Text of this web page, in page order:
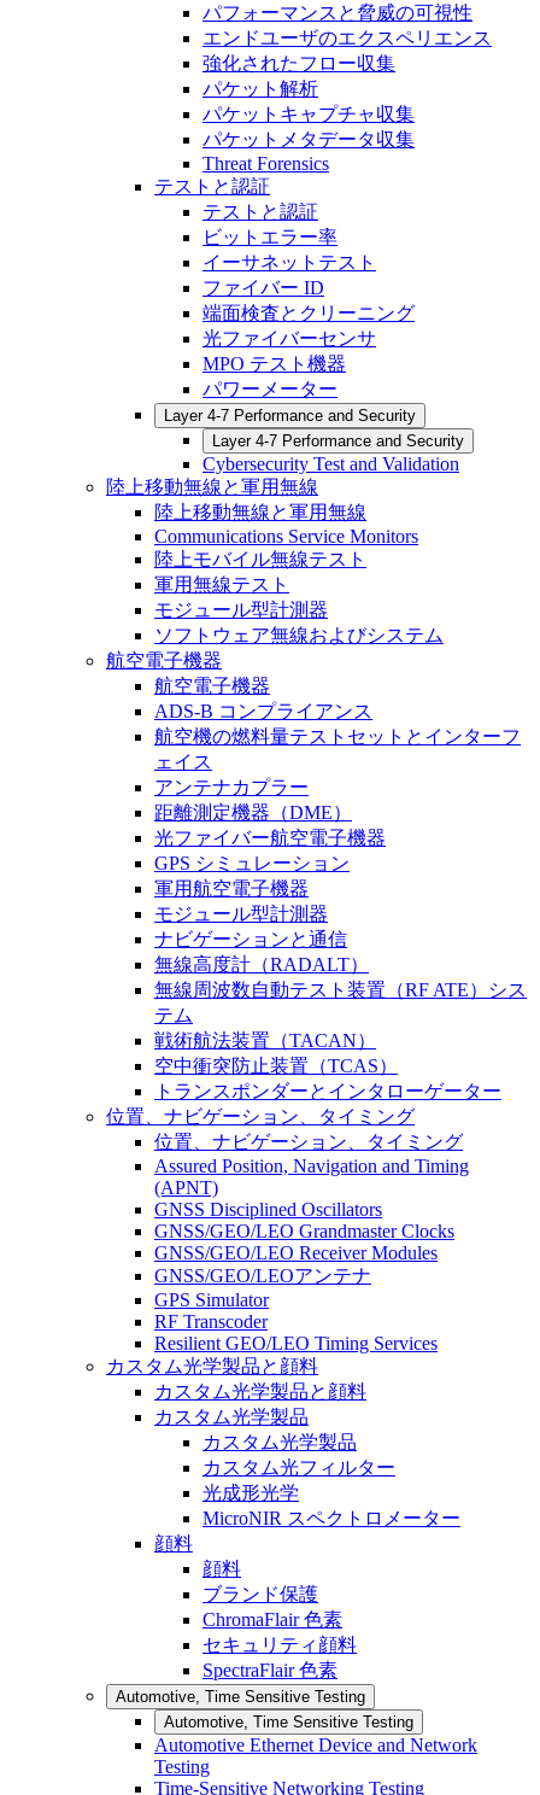
パフォーマンスと脅威の可視性
エンドユーザのエクスペリエンス
強化されたフロー収集
パケット解析
パケットキャプチャ収集
パケットメタデータ収集
Threat Forensics
テストと認証
テストと認証
ビットエラー率
イーサネットテスト
ファイバー ID
端面検査とクリーニング
光ファイバーセンサ
MPO テスト機器
パワーメーター
Layer 4-7 Performance and Security
Layer 4-7 Performance and Security
Cybersecurity Test and Validation
陸上移動無線と軍用無線
陸上移動無線と軍用無線
Communications Service Monitors
陸上モバイル無線テスト
軍用無線テスト
モジュール型計測器
ソフトウェア無線およびシステム
航空電子機器
航空電子機器
ADS-B コンプライアンス
航空機の燃料量テストセットとインターフ
ェイス
アンテナカプラー
距離測定機器（DME）
光ファイバー航空電子機器
GPS シミュレーション
軍用航空電子機器
モジュール型計測器
ナビゲーションと通信
無線高度計（RADALT）
無線周波数自動テスト装置（RF ATE）シス
テム
戦術航法装置（TACAN）
空中衝突防止装置（TCAS）
トランスポンダーとインタローゲーター
位置、ナビゲーション、タイミング
位置、ナビゲーション、タイミング
Assured Position, Navigation and Timing
(APNT)
GNSS Disciplined Oscillators
GNSS/GEO/LEO Grandmaster Clocks
GNSS/GEO/LEO Receiver Modules
GNSS/GEO/LEOアンテナ
GPS Simulator
RF Transcoder
Resilient GEO/LEO Timing Services
カスタム光学製品と顔料
カスタム光学製品と顔料
カスタム光学製品
カスタム光学製品
カスタム光フィルター
光成形光学
MicroNIR スペクトロメーター
顔料
顔料
ブランド保護
ChromaFlair 色素
セキュリティ顔料
SpectraFlair 色素
Automotive, Time Sensitive Testing
Automotive, Time Sensitive Testing
Automotive Ethernet Device and Network
Testing
Time-Sensitive Networking Testing